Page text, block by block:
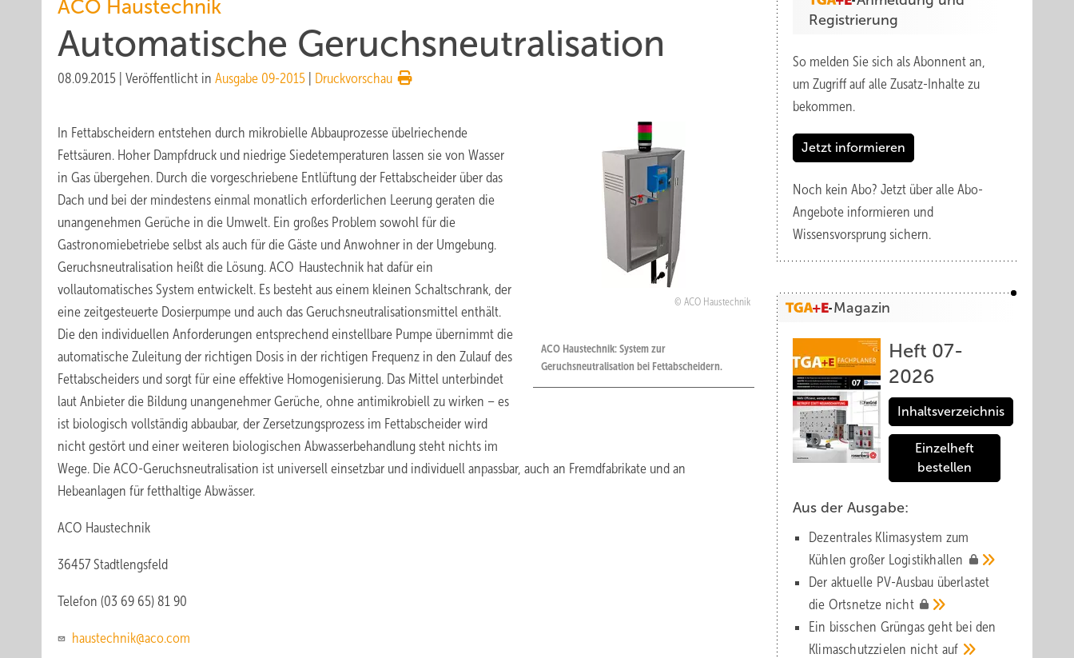
ACO Haustechnik
Automatische Geruchsneutralisation
08.09.2015 Veröffentlicht in Ausgabe 09-2015 Druckvorschau
ACO Haustechnik
ACO Haustechnik: System zur
Geruchsneutralisation bei Fettabscheidern.
In Fettabscheidern entstehen durch mikrobielle Abbauprozesse übelriechende
Fettsäuren. Hoher Dampfdruck und niedrige Siedetemperaturen lassen sie von Wasser
in Gas übergehen. Durch die vorgeschriebene Entlüftung der Fettabscheider über das
Dach und bei der mindestens einmal monatlich erforderlichen Leerung geraten die
unangenehmen Gerüche in die Umwelt. Ein großes Problem sowohl für die
Gastronomiebetriebe selbst als auch für die Gäste und Anwohner in der Umgebung.
Geruchsneutralisation heißt die Lösung. ACO Haustechnik hat dafür ein
vollautomatisches System entwickelt. Es besteht aus einem kleinen Schaltschrank, der
eine zeitgesteuerte Dosierpumpe und auch das Geruchsneutralisationsmittel enthält.
Die den individuellen Anforderungen entsprechend einstellbare Pumpe übernimmt die
automatische Zuleitung der richtigen Dosis in der richtigen Frequenz in den Zulauf des
Fettabscheiders und sorgt für eine effektive Homogenisierung. Das Mittel unterbindet
laut Anbieter die Bildung unangenehmer Gerüche, ohne antimikrobiell zu wirken – es
ist biologisch vollständig abbaubar, der Zersetzungsprozess im Fettabscheider wird
nicht gestört und einer weiteren biologischen Abwasserbehandlung steht nichts im
Wege. Die ACO-Geruchsneutralisation ist universell einsetzbar und individuell anpassbar, auch an Fremdfabrikate und an
Hebeanlagen für fetthaltige Abwässer.
ACO Haustechnik
36457 Stadtlengsfeld
Telefon (03 69 65) 81 90
haustechnik@aco.com
Registrierung
So melden Sie sich als Abonnent an,
um Zugriff auf alle Zusatz-Inhalte zu
bekommen.
Jetzt informieren
Noch kein Abo? Jetzt über alle Abo-
Angebote informieren und
Wissensvorsprung sichern.
Magazin
Heft 07-
2026
Inhaltsverzeichnis
Einzelheft
bestellen
Aus der Ausgabe:
Dezentrales Klimasystem zum
Kühlen großer Logistik­hallen
Der aktuelle PV-Ausbau über­lastet
die Orts­netze nicht
Ein bisschen Grüngas geht bei den
Klima­schutz­zielen nicht auf